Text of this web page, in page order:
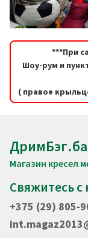
***При
Шоу-рум и
( правое
Магазин кресел
Свяжитесь с
+375 (29) 805-